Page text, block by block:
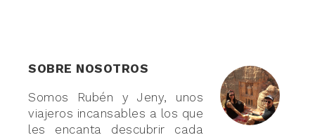
SOBRE NOSOTROS
Somos Rubén y Jeny, unos
viajeros incansables a los que
les encanta descubrir cada